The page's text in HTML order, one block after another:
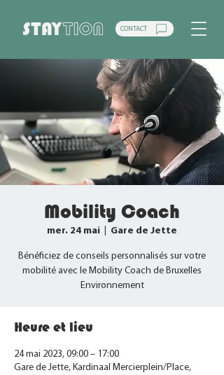
CONTACT
Mobility Coach
mer. 24 mai Gare de Jette
Bénéficiez de conseils personnalisés sur votre
mobilité avec le Mobility Coach de Bruxelles
Environnement
Heure et lieu
24 mai 2023, 09:00 – 17:00
Gare de Jette, Kardinaal Mercierplein/Place,